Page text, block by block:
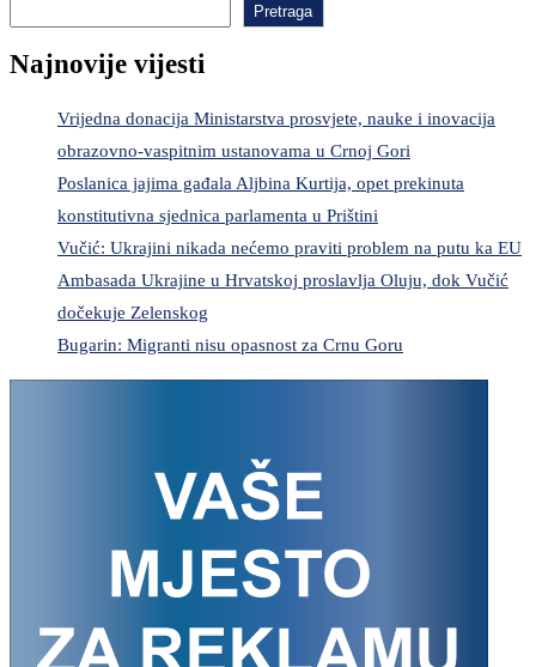
Pretraga
Najnovije vijesti
Vrijedna donacija Ministarstva prosvjete, nauke i inovacija
obrazovno-vaspitnim ustanovama u Crnoj Gori
Poslanica jajima gađala Aljbina Kurtija, opet prekinuta
konstitutivna sjednica parlamenta u Prištini
Vučić: Ukrajini nikada nećemo praviti problem na putu ka EU
Ambasada Ukrajine u Hrvatskoj proslavlja Oluju, dok Vučić
dočekuje Zelenskog
Bugarin: Migranti nisu opasnost za Crnu Goru